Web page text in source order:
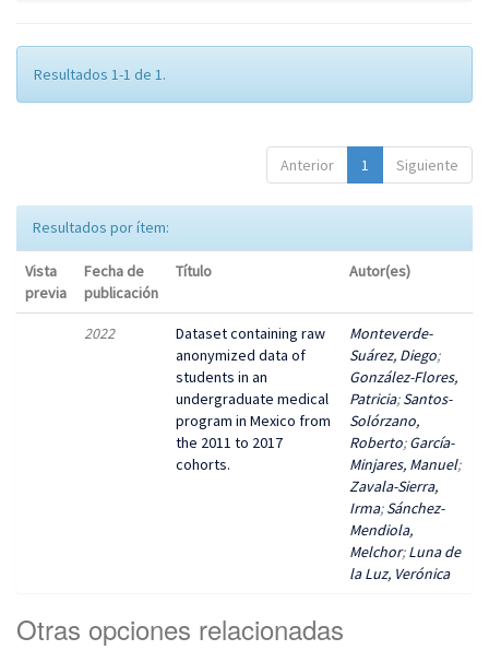
Resultados 1-1 de 1.
Anterior 1 Siguiente
Resultados por ítem:
Vista
previa
Fecha de
publicación
Título Autor(es)
2022
Dataset containing raw
anonymized data of
students in an
undergraduate medical
program in Mexico from
the 2011 to 2017
cohorts.
Monteverde-
Suárez, Diego;
González-Flores,
Patricia;Santos-
Solórzano,
Roberto;García-
Minjares, Manuel;
Zavala-Sierra,
Irma;Sánchez-
Mendiola,
Melchor;Luna de
la Luz, Verónica
Otras opciones relacionadas